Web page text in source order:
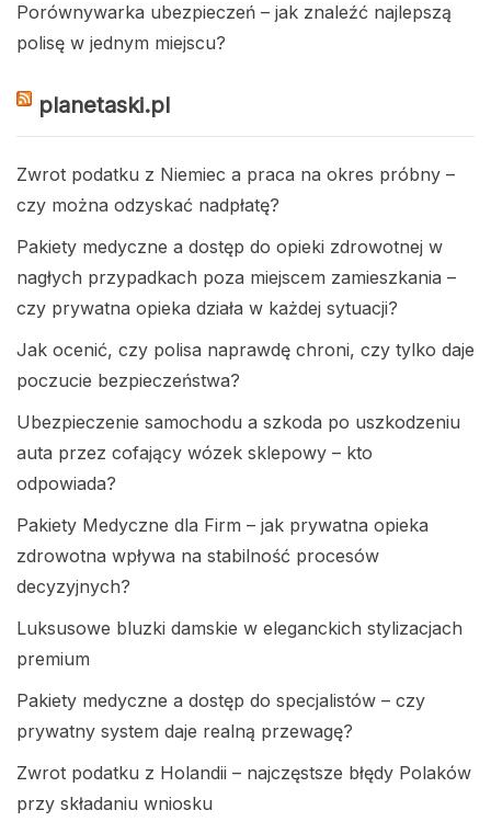
Porównywarka ubezpieczeń – jak znaleźć najlepszą
polisę w jednym miejscu?
planetaski.pl
Zwrot podatku z Niemiec a praca na okres próbny –
czy można odzyskać nadpłatę?
Pakiety medyczne a dostęp do opieki zdrowotnej w
nagłych przypadkach poza miejscem zamieszkania –
czy prywatna opieka działa w każdej sytuacji?
Jak ocenić, czy polisa naprawdę chroni, czy tylko daje
poczucie bezpieczeństwa?
Ubezpieczenie samochodu a szkoda po uszkodzeniu
auta przez cofający wózek sklepowy – kto
odpowiada?
Pakiety Medyczne dla Firm – jak prywatna opieka
zdrowotna wpływa na stabilność procesów
decyzyjnych?
Luksusowe bluzki damskie w eleganckich stylizacjach
premium
Pakiety medyczne a dostęp do specjalistów – czy
prywatny system daje realną przewagę?
Zwrot podatku z Holandii – najczęstsze błędy Polaków
przy składaniu wniosku